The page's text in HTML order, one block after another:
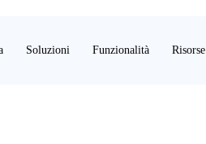
Soluzioni Funzionalità Risorse